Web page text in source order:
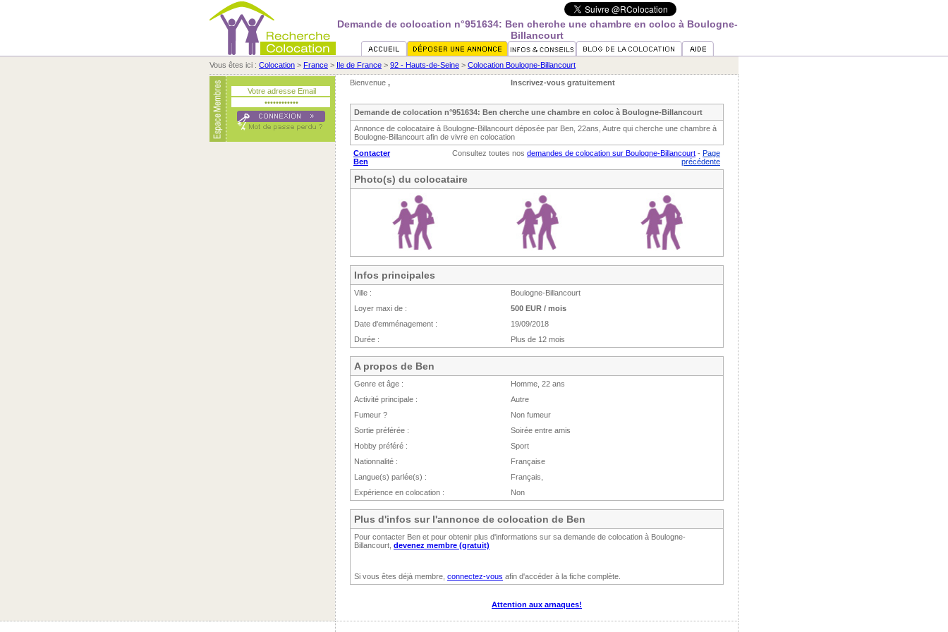
Demande de colocation n°951634: Ben cherche une chambre en coloc à Boulogne-
Billancourt
Vous êtes ici : Colocation > France > Ile de France > 92 - Hauts-de-Seine > Colocation Boulogne-Billancourt
Bienvenue , Inscrivez-vous gratuitement
Demande de colocation n°951634: Ben cherche une chambre en coloc à Boulogne-Billancourt
Annonce de colocataire à Boulogne-Billancourt déposée par Ben, 22ans, Autre qui cherche une chambre à
Boulogne-Billancourt afin de vivre en colocation
Contacter
Ben
Consultez toutes nos demandes de colocation sur Boulogne-Billancourt - Page
précédente
Photo(s) du colocataire
Infos principales
Ville :
Boulogne-Billancourt
Loyer maxi de :
500 EUR / mois
Date d'emménagement :
19/09/2018
Durée :
Plus de 12 mois
A propos de Ben
Genre et âge :
Homme, 22 ans
Activité principale :
Autre
Fumeur ?
Non fumeur
Sortie préférée :
Soirée entre amis
Hobby préféré :
Sport
Nationnalité :
Française
Langue(s) parlée(s) :
Français,
Expérience en colocation :
Non
Plus d'infos sur l'annonce de colocation de Ben
Pour contacter Ben et pour obtenir plus d'informations sur sa demande de colocation à Boulogne-
Billancourt, devenez membre (gratuit)
Si vous êtes déjà membre, connectez-vous afin d'accéder à la fiche complète.
Attention aux arnaques!